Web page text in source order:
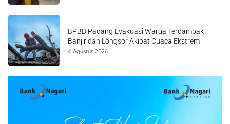
BPBD Padang Evakuasi Warga Terdampak
Banjir dan Longsor Akibat Cuaca Ekstrem
4 Agustus 2026